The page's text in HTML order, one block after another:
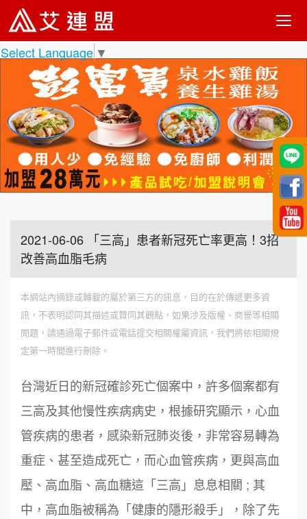
Select Language ▼
2021-06-06 「三高」患者新冠死亡率更高！3招
改善高血脂毛病
本網站內摘錄或轉載的屬於第三方的訊息，目的在於傳遞更多資
訊，不表明認同其描述或贊同其觀點，如果涉及版權、商譽等相關
問題，請通過電子郵件或電話提交相關權屬資訊，我們將依相關規
定第一時間進行刪除。
台灣近日的新冠確診死亡個案中，許多個案都有
三高及其他慢性疾病病史，根據研究顯示，心血
管疾病的患者，感染新冠肺炎後，非常容易轉為
重症、甚至造成死亡，而心血管疾病，更與高血
壓、高血脂、高血糖這「三高」息息相關 ; 其
中，高血脂被稱為「健康的隱形殺手」，除了先